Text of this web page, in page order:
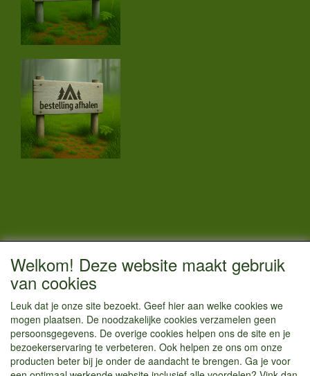
CONTACTGEGEVENS
Vestigingsadres:
Hoofdweg 36
1433 JW Kudelstaart
info@kamperenenzo.nl
Tel : 06 125 82 112
Welkom! Deze website maakt gebruik
van cookies
Leuk dat je onze site bezoekt. Geef hier aan welke cookies we
mogen plaatsen. De noodzakelijke cookies verzamelen geen
persoonsgegevens. De overige cookies helpen ons de site en je
bezoekerservaring te verbeteren. Ook helpen ze ons om onze
producten beter bij je onder de aandacht te brengen. Ga je voor